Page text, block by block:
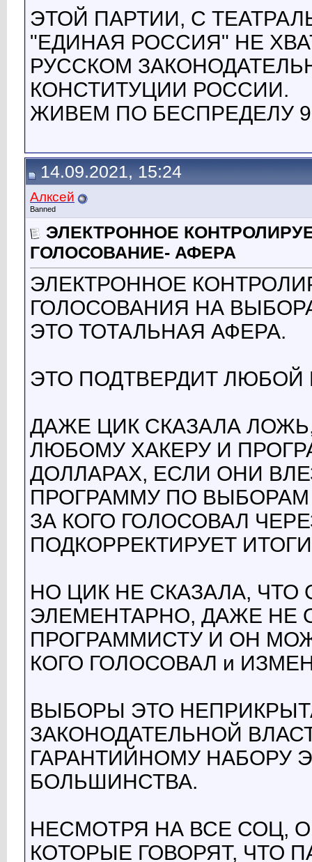
ЭТОЙ ПАРТИИ, С
"ЕДИНАЯ РОССИЯ" НЕ
РУССКОМ
КОНСТИТУЦИИ РОССИИ.
ЖИВЕМ ПО БЕСПРЕДЕЛУ
14.09.2021, 15:24
Алксей
Banned
ЭЛЕКТРОННОЕ
ГОЛОСОВАНИЕ- АФЕРА
ЭЛЕКТРОННОЕ
ГОЛОСОВАНИЯ НА
ЭТО ТОТАЛЬНАЯ АФЕРА.
ЭТО ПОДТВЕРДИТ ЛЮБОЙ
ДАЖЕ ЦИК СКАЗАЛА
ЛЮБОМУ ХАКЕРУ И
ДОЛЛАРАХ, ЕСЛИ ОНИ
ПРОГРАММУ ПО
ЗА КОГО ГОЛОСОВАЛ
ПОДКОРРЕКТИРУЕТ
НО ЦИК НЕ СКАЗАЛА,
ЭЛЕМЕНТАРНО, ДАЖЕ НЕ
ПРОГРАММИСТУ И ОН
КОГО ГОЛОСОВАЛ и
ВЫБОРЫ ЭТО
ЗАКОНОДАТЕЛЬНОЙ
ГАРАНТИЙНОМУ НАБОРУ
БОЛЬШИНСТВА.
НЕСМОТРЯ НА ВСЕ СОЦ,
КОТОРЫЕ ГОВОРЯТ, ЧТО